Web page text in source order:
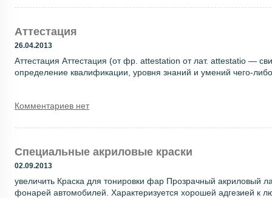
Аттестация
26.04.2013
Аттестация Аттестация (от фр. attestation от лат. attestatio —
определение квалификации, уровня знаний и умений чего-
Комментариев нет
Специальные акриловые краски
02.09.2013
увеличить Краска для тонировки фар Прозрачный акриловый
фонарей автомобилей. Характеризуется хорошей адгезией к